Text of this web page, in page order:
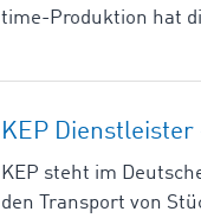
time-Produktion hat
KEP
KEP steht im
den Transport von